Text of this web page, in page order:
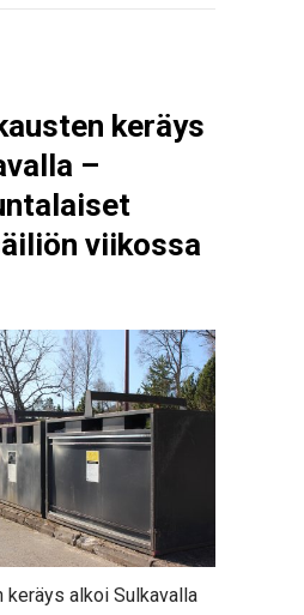
keräys
–
viikossa
keräys alkoi Sulkavalla